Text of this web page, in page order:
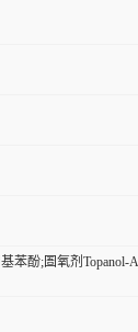
苯酚;圄氧剂Topanol-